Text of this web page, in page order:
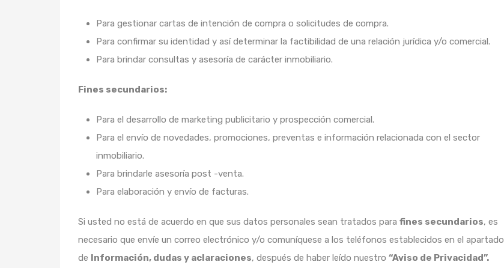
Para gestionar cartas de intención de compra o solicitudes de compra.
Para confirmar su identidad y así determinar la factibilidad de una relación jurídica y/o comercial.
Para brindar consultas y asesoría de carácter inmobiliario.
Fines secundarios:
Para el desarrollo de marketing publicitario y prospección comercial.
Para el envío de novedades, promociones, preventas e información relacionada con el sector
inmobiliario.
Para brindarle asesoría post -venta.
Para elaboración y envío de facturas.
Si usted no está de acuerdo en que sus datos personales sean tratados para fines secundarios, es
necesario que envíe un correo electrónico y/o comuníquese a los teléfonos establecidos en el apartado
de Información, dudas y aclaraciones, después de haber leído nuestro “Aviso de Privacidad”.